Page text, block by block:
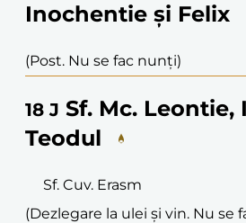
Inochentie și Felix
(Post. Nu se fac nunți)
18 J Sf. Mc. Leontie,
Teodul
Sf. Cuv. Erasm
(Dezlegare la ulei și vin. Nu se